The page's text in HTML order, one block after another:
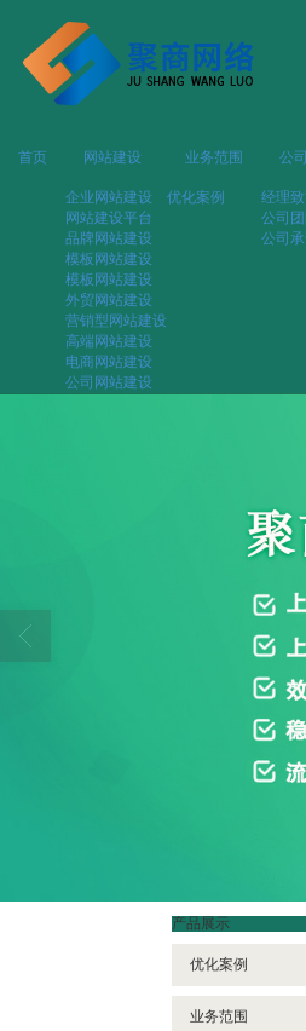
首页 网站建设
企业网站建设
网站建设平台
品牌网站建设
模板网站建设
模板网站建设
外贸网站建设
营销型网站建设
高端网站建设
电商网站建设
公司网站建设
业务范围
优化案例
公
经理
公司
公司
产品展示
优化案例
业务范围